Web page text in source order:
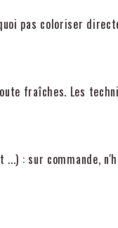
pas coloriser
fraîches. Les
: sur commande,